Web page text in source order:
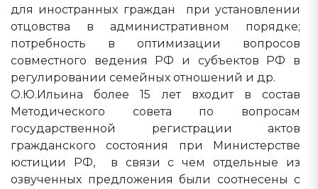
для иностранных граждан при установлении
отцовства в административном порядке;
потребность в оптимизации вопросов
совместного ведения РФ и субъектов РФ в
регулировании семейных отношений и др.
О.Ю.Ильина более 15 лет входит в состав
Методического совета по вопросам
государственной регистрации актов
гражданского состояния при Министерстве
юстиции РФ, в связи с чем отдельные из
озвученных предложения были соотнесены с